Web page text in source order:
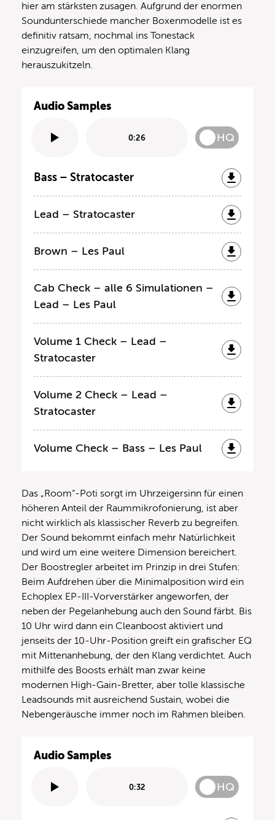
hier am stärksten zusagen. Aufgrund der enormen
Soundunterschiede mancher Boxenmodelle ist es
definitiv ratsam, nochmal ins Tonestack
einzugreifen, um den optimalen Klang
herauszukitzeln.
Audio Samples
0:26 HQ
Bass – Stratocaster
Lead – Stratocaster
Brown – Les Paul
Cab Check – alle 6 Simulationen –
Lead – Les Paul
Volume 1 Check – Lead –
Stratocaster
Volume 2 Check – Lead –
Stratocaster
Volume Check – Bass – Les Paul
Das „Room“-Poti sorgt im Uhrzeigersinn für einen
höheren Anteil der Raummikrofonierung, ist aber
nicht wirklich als klassischer Reverb zu begreifen.
Der Sound bekommt einfach mehr Natürlichkeit
und wird um eine weitere Dimension bereichert.
Der Boostregler arbeitet im Prinzip in drei Stufen:
Beim Aufdrehen über die Minimalposition wird ein
Echoplex EP-III-Vorverstärker angeworfen, der
neben der Pegelanhebung auch den Sound färbt. Bis
10 Uhr wird dann ein Cleanboost aktiviert und
jenseits der 10-Uhr-Position greift ein grafischer EQ
mit Mittenanhebung, der den Klang verdichtet. Auch
mithilfe des Boosts erhält man zwar keine
modernen High-Gain-Bretter, aber tolle klassische
Leadsounds mit ausreichend Sustain, wobei die
Nebengeräusche immer noch im Rahmen bleiben.
Audio Samples
0:32 HQ